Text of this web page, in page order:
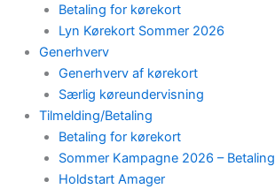
Betaling for kørekort
Lyn Kørekort Sommer 2026
Generhverv
Generhverv af kørekort
Særlig køreundervisning
Tilmelding/Betaling
Betaling for kørekort
Sommer Kampagne 2026 – Betaling
Holdstart Amager